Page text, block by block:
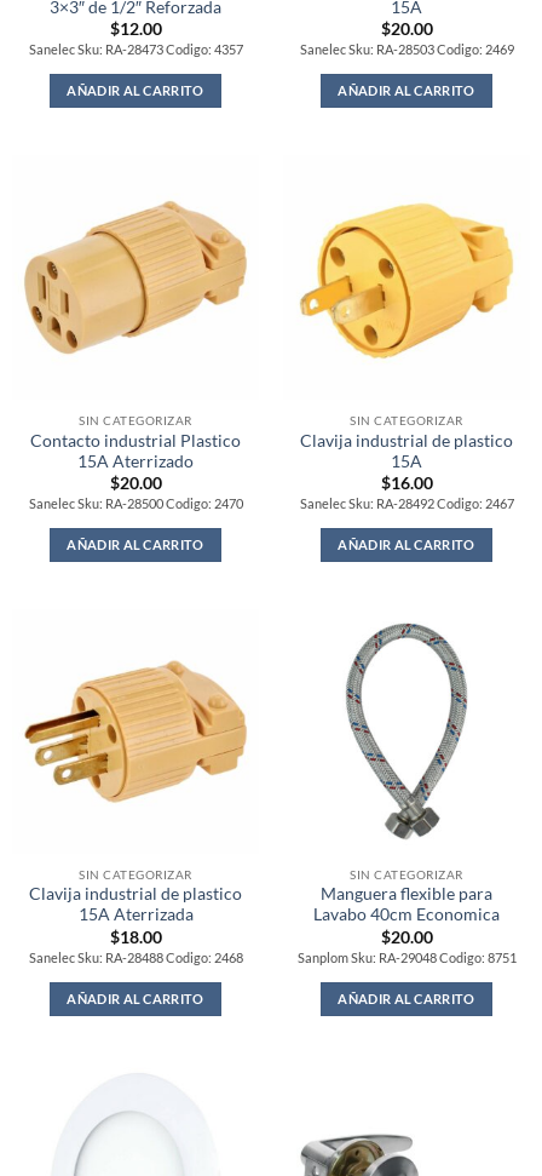
3×3″ de 1/2″ Reforzada
$12.00
Sanelec Sku: RA-28473 Codigo: 4357
AÑADIR AL CARRITO
15A
$20.00
Sanelec Sku: RA-28503 Codigo: 2469
AÑADIR AL CARRITO
SIN CATEGORIZAR
Contacto industrial Plastico
15A Aterrizado
$20.00
Sanelec Sku: RA-28500 Codigo: 2470
AÑADIR AL CARRITO
SIN CATEGORIZAR
Clavija industrial de plastico
15A
$16.00
Sanelec Sku: RA-28492 Codigo: 2467
AÑADIR AL CARRITO
SIN CATEGORIZAR
Clavija industrial de plastico
15A Aterrizada
$18.00
Sanelec Sku: RA-28488 Codigo: 2468
AÑADIR AL CARRITO
SIN CATEGORIZAR
Manguera flexible para
Lavabo 40cm Economica
$20.00
Sanplom Sku: RA-29048 Codigo: 8751
AÑADIR AL CARRITO